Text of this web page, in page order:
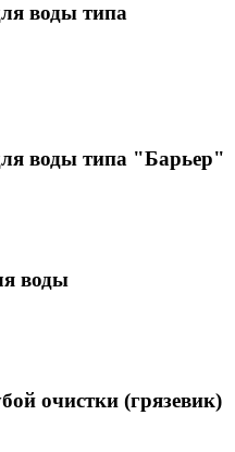
воды типа
воды типа "Барьер"
воды
очистки (грязевик)